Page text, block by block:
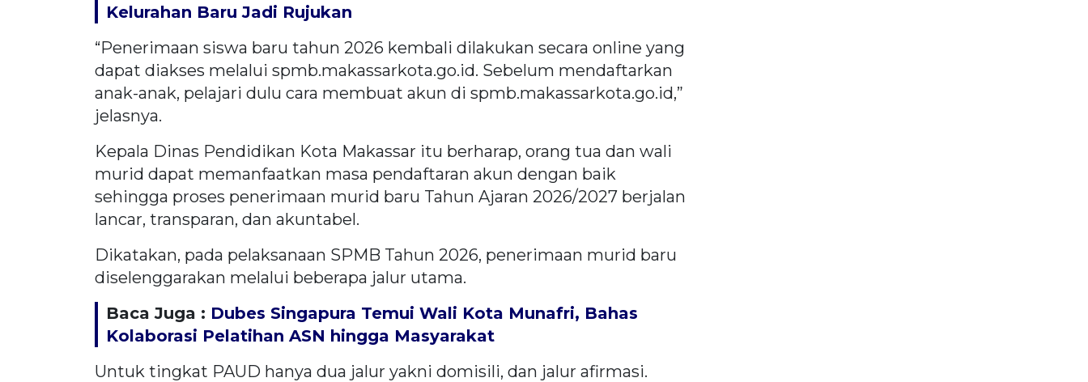
Kelurahan Baru Jadi Rujukan
“Penerimaan siswa baru tahun 2026 kembali dilakukan secara online yang
dapat diakses melalui spmb.makassarkota.go.id. Sebelum mendaftarkan
anak-anak, pelajari dulu cara membuat akun di spmb.makassarkota.go.id,”
jelasnya.
Kepala Dinas Pendidikan Kota Makassar itu berharap, orang tua dan wali
murid dapat memanfaatkan masa pendaftaran akun dengan baik
sehingga proses penerimaan murid baru Tahun Ajaran 2026/2027 berjalan
lancar, transparan, dan akuntabel.
Dikatakan, pada pelaksanaan SPMB Tahun 2026, penerimaan murid baru
diselenggarakan melalui beberapa jalur utama.
Baca Juga : Dubes Singapura Temui Wali Kota Munafri, Bahas
Kolaborasi Pelatihan ASN hingga Masyarakat
Untuk tingkat PAUD hanya dua jalur yakni domisili, dan jalur afirmasi.